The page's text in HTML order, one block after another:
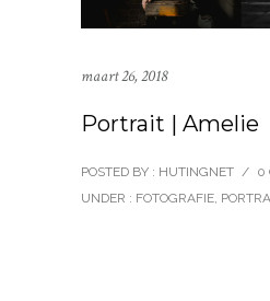
maart 26, 2018
Portrait | Amelie
POSTED BY : HUTINGNET / 0
UNDER : FOTOGRAFIE,